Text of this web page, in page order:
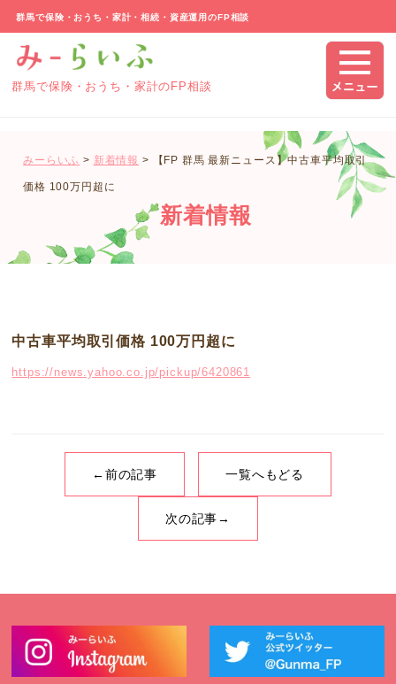
群馬で保険・おうち・家計・相続・資産運用のFP相談
群馬で保険・おうち・家計のFP相談
みーらいふ > 新着情報 > 【FP 群馬 最新ニュース】中古車平均取引
価格 100万円超に
新着情報
中古車平均取引価格 100万円超に
https://news.yahoo.co.jp/pickup/6420861
←前の記事 一覧へもどる
次の記事→